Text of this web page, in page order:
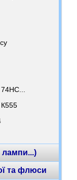
К555
лампи...)
та флюси